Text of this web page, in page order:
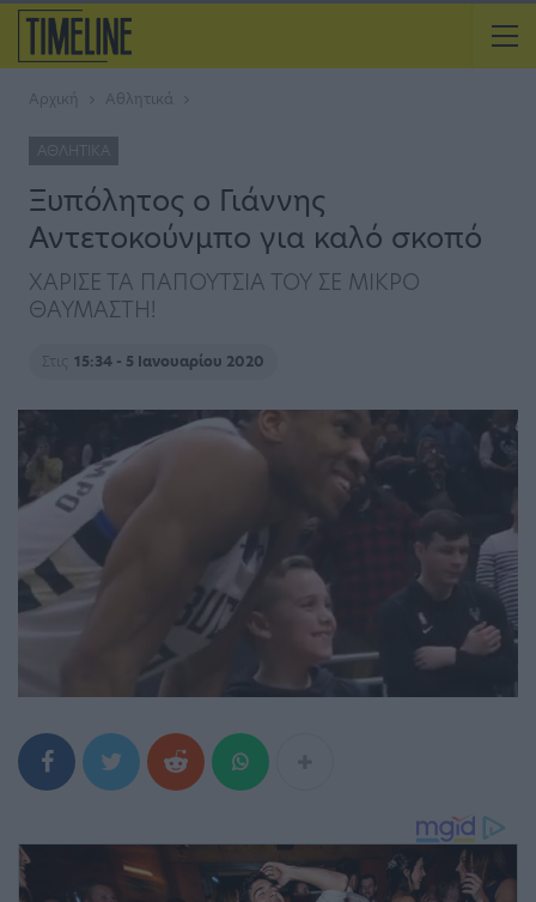
Αρχική Αθλητικά
ΑΘΛΗΤΙΚΆ
Ξυπόλητος ο Γιάννης
Αντετοκούνμπο για καλό σκοπό
ΧΑΡΙΣΕ ΤΑ ΠΑΠΟΥΤΣΙΑ ΤΟΥ ΣΕ ΜΙΚΡΟ
ΘΑΥΜΑΣΤΗ!
Στις 15:34 - 5 Ιανουαρίου 2020